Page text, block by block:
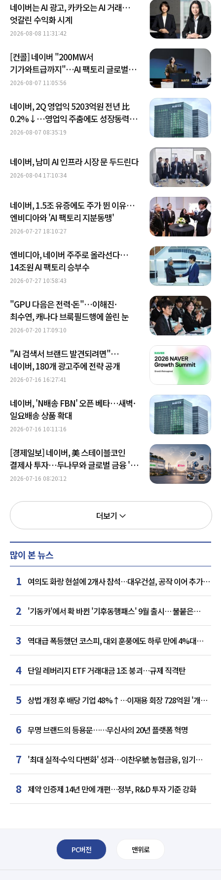
네이버는 AI 광고, 카카오는 AI 거래…
엇갈린 수익화 시계
2026-08-08 11:31:42
[컨콜] 네이버 "200MW서
기가와트급까지"…AI 팩토리 글로벌
확장 청사진
2026-08-07 11:05:56
네이버, 2Q 영업익 5203억원 전년 比
0.2%↓…영업익 주춤에도 성장동력
키운다
2026-08-07 08:35:19
네이버, 남미 AI 인프라 시장 문 두드린다
2026-08-04 17:10:34
네이버, 1.5조 유증에도 주가 뛴 이유…
엔비디아와 'AI 팩토리 지분동맹'
2026-07-27 18:10:27
엔비디아, 네이버 주주로 올라선다…
14조원 AI 팩토리 승부수
2026-07-27 10:58:43
"GPU 다음은 전력·돈"…이해진·
최수연, 캐나다 브룩필드행에 쏠린 눈
2026-07-20 17:09:10
"AI 검색서 브랜드 발견되려면"…
네이버, 180개 광고주에 전략 공개
2026-07-16 16:27:41
네이버, 'N배송 FBN' 오픈 베타…새벽·
일요배송 상품 확대
2026-07-16 10:11:16
[경제일보] 네이버, 美 스테이블코인
결제사 투자…두나무와 글로벌 금융 '큰
그림'
2026-07-16 08:20:12
더보기
많이 본 뉴스
1 여의도 화랑 현설에 2개사 참석…대우건설, 공작 이어 추가
거점 확보하나
2 '기동카'에서 확 바뀐 '기후동행패스' 9월 출시… 불붙은
카드사 경쟁
3
역대급 폭등했던 코스피, 대외 훈풍에도 하루 만에 4%대
급락
4 단일 레버리지 ETF 거래대금 1조 붕괴…규제 직격탄
5 상법 개정 후 배당 기업 48%↑…이재용 회장 728억원 '개인
최다'
6 무명 브랜드의 등용문……무신사의 20년 플랫폼 혁명
7 '최대 실적·수익 다변화' 성과…이찬우號 농협금융, 임기
말년 성장 박차
8 제약 인증제 14년 만에 개편…정부, R&D 투자 기준 강화
PC버전 맨위로